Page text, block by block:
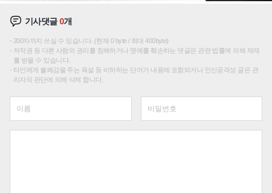
기사댓글0개
200자까지 쓰실 수 있습니다. (현재 0 byte / 최대 400byte)
저작권 등 다른 사람의 권리를 침해하거나 명예를 훼손하는 댓글은 관련 법률에 의해 제재
를 받을 수 있습니다.
타인에게 불쾌감을 주는 욕설 등 비하하는 단어가 내용에 포함되거나 인신공격성 글은 관
리자의 판단에 의해 삭제 합니다.